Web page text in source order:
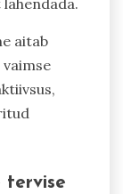
aitab
tervise